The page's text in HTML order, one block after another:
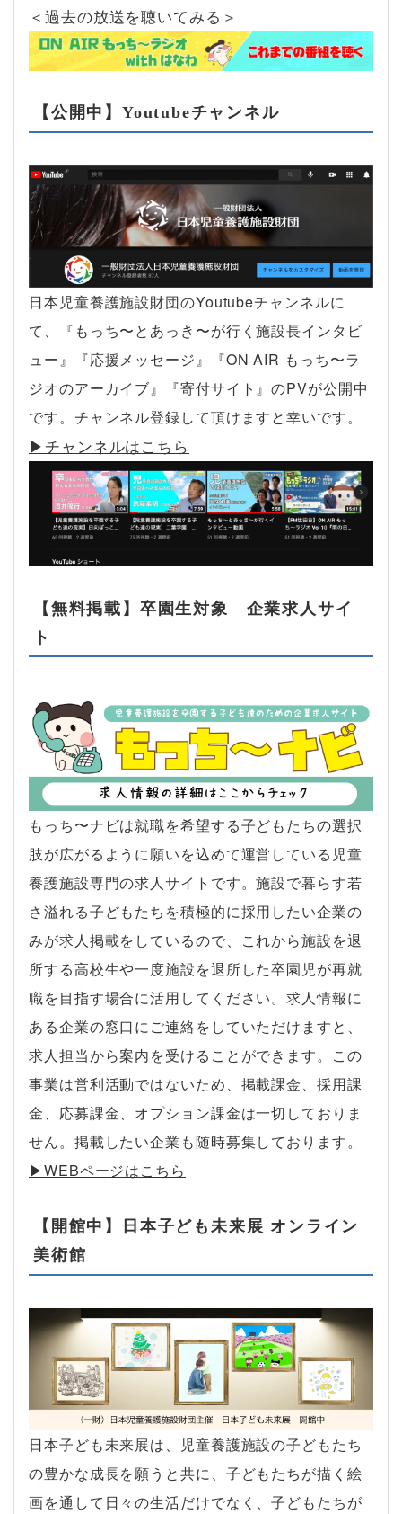
＜過去の放送を聴いてみる＞
【公開中】Youtubeチャンネル
日本児童養護施設財団のYoutubeチャンネルに
て、『もっち〜とあっき〜が行く施設長インタビ
ュー』『応援メッセージ』『ON AIR もっち〜ラ
ジオのアーカイブ』『寄付サイト』のPVが公開中
です。チャンネル登録して頂けますと幸いです。
▶︎チャンネルはこちら
【無料掲載】卒園生対象 企業求人サイ
ト
もっち〜ナビは就職を希望する子どもたちの選択
肢が広がるように願いを込めて運営している児童
養護施設専門の求人サイトです。施設で暮らす若
さ溢れる子どもたちを積極的に採用したい企業の
みが求人掲載をしているので、これから施設を退
所する高校生や一度施設を退所した卒園児が再就
職を目指す場合に活用してください。求人情報に
ある企業の窓口にご連絡をしていただけますと、
求人担当から案内を受けることができます。この
事業は営利活動ではないため、掲載課金、採用課
金、応募課金、オプション課金は一切しておりま
せん。掲載したい企業も随時募集しております。
▶︎WEBページはこちら
【開館中】日本子ども未来展 オンライン
美術館
日本子ども未来展は、児童養護施設の子どもたち
の豊かな成長を願うと共に、子どもたちが描く絵
画を通して日々の生活だけでなく、子どもたちが